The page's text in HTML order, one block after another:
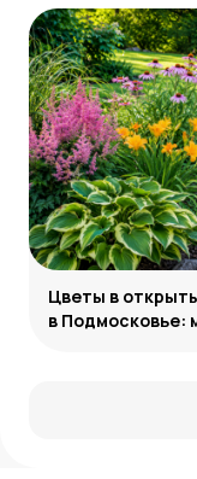
Цветы в
в Подмосковье: